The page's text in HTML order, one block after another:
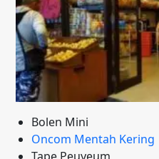
Bolen Mini
Oncom Mentah Kering
Tape Peuyeum